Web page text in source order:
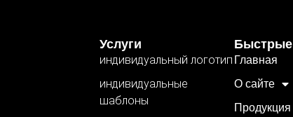
Услуги
индивидуальный логотип
индивидуальные
шаблоны
Главная
О сайте
Продукция